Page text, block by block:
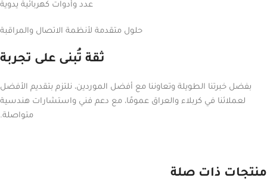
عدد وأدوات كهربائية يدوية
حلول متقدمة لأنظمة الاتصال والمراقبة
ثقة تُبنى على تجربة
بفضل خبرتنا الطويلة وتعاوننا مع أفضل الموردين، نلتزم بتقديم الأفضل
لعملائنا في كربلاء والعراق عمومًا، مع دعم فني واستشارات هندسية
متواصلة.
منتجات ذات صلة